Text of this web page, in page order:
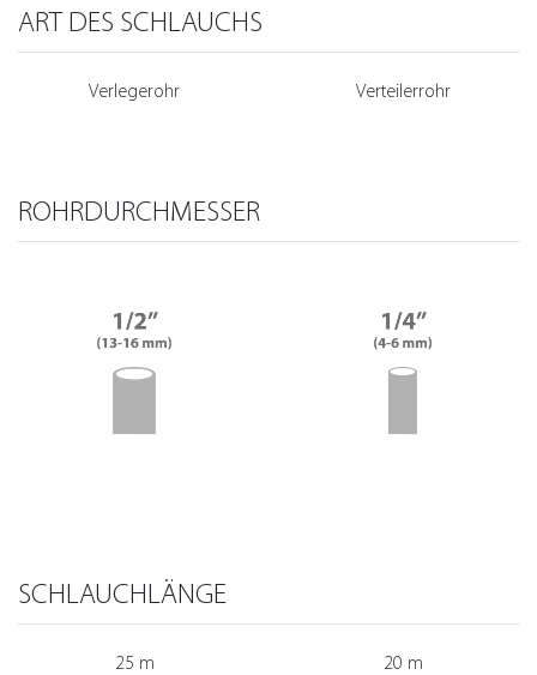
ART DES SCHLAUCHS
Verlegerohr Verteilerrohr
ROHRDURCHMESSER
SCHLAUCHLÄNGE
25 m 20 m